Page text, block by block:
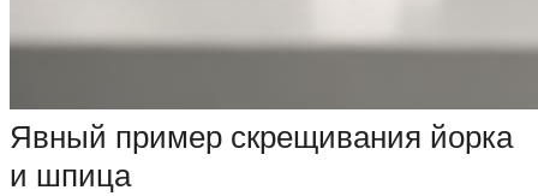
Явный пример скрещивания йорка
и шпица